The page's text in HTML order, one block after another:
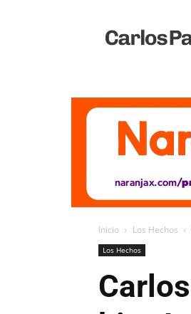
Vivo
Inicio Los Hechos
Los Hechos